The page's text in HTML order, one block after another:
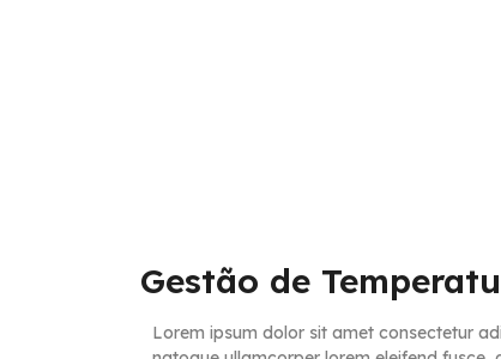
Gestão de
Lorem ipsum dolor sit amet consectetur